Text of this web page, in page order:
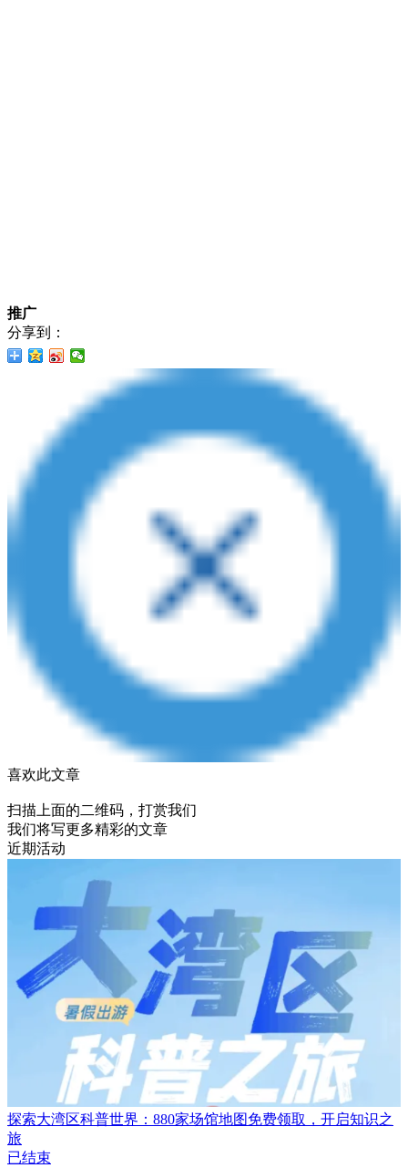
推广
分享到：
喜欢此文章
扫描上面的二维码，打赏我们
我们将写更多精彩的文章
近期活动
探索大湾区科普世界：880家场馆地图免费领取，开启知识之
旅
已结束